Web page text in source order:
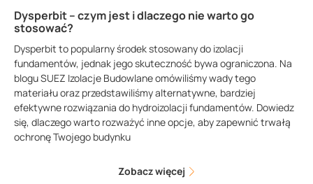
Dysperbit – czym jest i dlaczego nie warto go
stosować?
Dysperbit to popularny środek stosowany do izolacji
fundamentów, jednak jego skuteczność bywa ograniczona. Na
blogu SUEZ Izolacje Budowlane omówiliśmy wady tego
materiału oraz przedstawiliśmy alternatywne, bardziej
efektywne rozwiązania do hydroizolacji fundamentów. Dowiedz
się, dlaczego warto rozważyć inne opcje, aby zapewnić trwałą
ochronę Twojego budynku
Zobacz więcej